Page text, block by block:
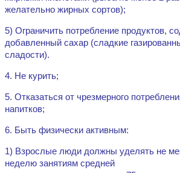
желательно жирных сортов);
5) Ограничить потребление продуктов,
добавленный сахар (сладкие
сладости).
4. Не курить;
5. Отказаться от чрезмерного
напитков;
6. Быть физически активным:
1) Взрослые люди должны уделять не
неделю занятиям средней